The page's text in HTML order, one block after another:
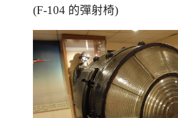
(F-104 的彈射椅)